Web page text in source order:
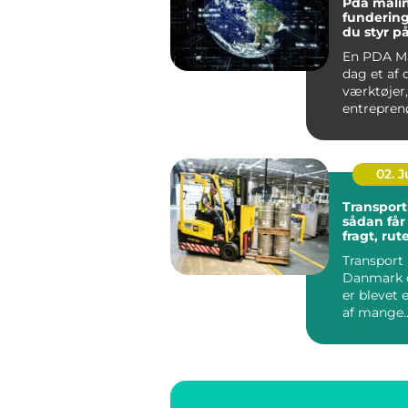
du styr på
En PDA
dag et af
rådgivere
02.
sådan
fragt,
Danmark
er blevet
af mange
hverdag.